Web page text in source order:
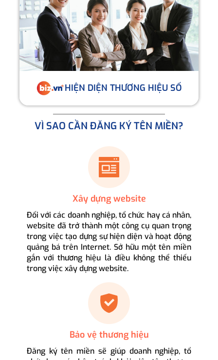
HIỆN DIỆN THƯƠNG HIỆU SỐ
VÌ SAO CẦN ĐĂNG KÝ TÊN MIỀN?
Xây dựng website
Đối với các doanh nghiệp, tổ chức hay cá nhân,
website đã trở thành một công cụ quan trọng
trong việc tạo dựng sự hiện diện và hoạt động
quảng bá trên Internet. Sở hữu một tên miền
gắn với thương hiệu là điều không thể thiếu
trong việc xây dựng website.
Bảo vệ thương hiệu
Đăng ký tên miền sẽ giúp doanh nghiệp, tổ